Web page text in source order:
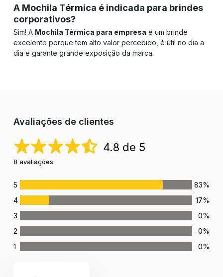
A Mochila Térmica é indicada para brindes
corporativos?
Sim! A Mochila Térmica para empresa é um brinde
excelente porque tem alto valor percebido, é útil no dia a
dia e garante grande exposição da marca.
Avaliações de clientes
4.8 de 5
8 avaliações
5
83%
4
17%
3
0%
2
0%
1
0%